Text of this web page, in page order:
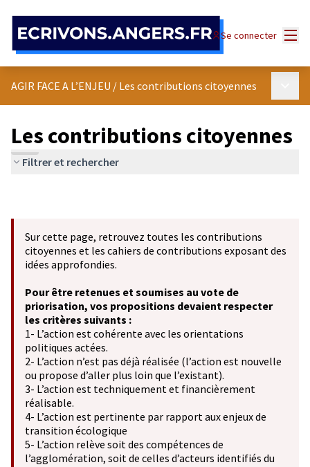
Se connecter
AGIR FACE A L’ENJEU / Les contributions citoyennes
Les contributions citoyennes
Filtrer et rechercher
Sur cette page, retrouvez toutes les contributions
citoyennes et les cahiers de contributions exposant des
idées approfondies.
Pour être retenues et soumises au vote de
priorisation, vos propositions devaient respecter
les critères suivants :
1- L’action est cohérente avec les orientations
politiques actées.
2- L’action n’est pas déjà réalisée (l’action est nouvelle
ou propose d’aller plus loin que l’existant).
3- L’action est techniquement et financièrement
réalisable.
4- L’action est pertinente par rapport aux enjeux de
transition écologique
5- L’action relève soit des compétences de
l’agglomération, soit de celles d’acteurs identifiés du